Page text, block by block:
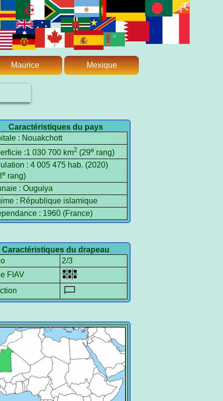
Maurice Mexique
Caractéristiques du pays
: Nouakchott
:1 030 700 km2(29erang)
: 4 005 475 hab. (2020)
erang)
: Ouguiya
: République islamique
: 1960 (France)
Caractéristiques du drapeau
2/3
FIAV